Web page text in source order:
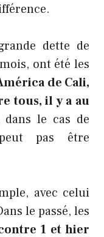
dette de
ont été les
de Cali,
tous, il y a au
dans le cas de
pas être
avec celui
le passé, les
1 et hier